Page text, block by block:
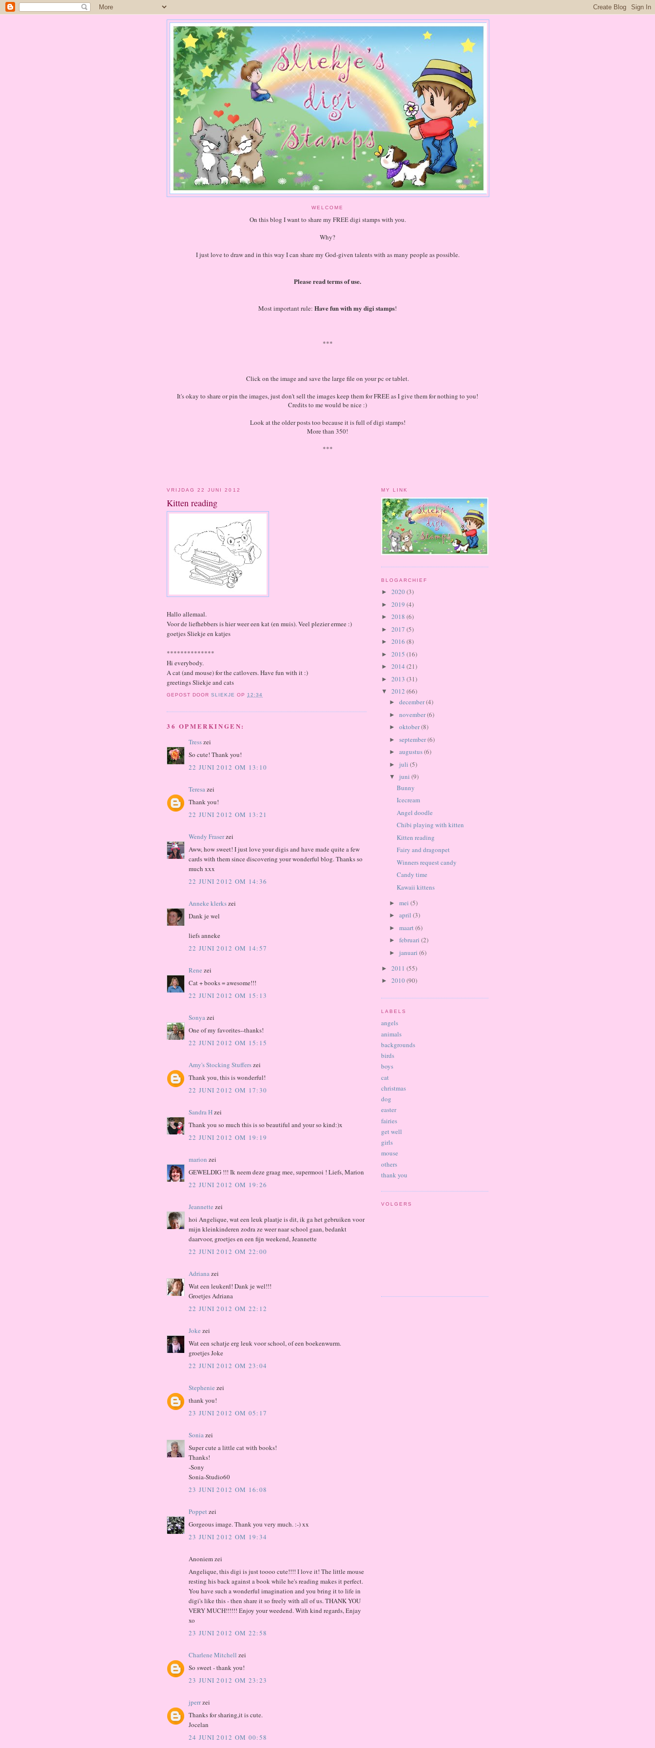
WELCOME
On this blog I want to share my FREE digi stamps with you.
Why?
I just love to draw and in this way I can share my God-given talents with as many people as possible.
Please read terms of use.
Most important rule: Have fun with my digi stamps!
***
Click on the image and save the large file on your pc or tablet.
It's okay to share or pin the images, just don't sell the images keep them for FREE as I give them for nothing to you!
Credits to me would be nice :)
Look at the older posts too because it is full of digi stamps!
More than 350!
***
VRIJDAG 22 JUNI 2012
Kitten reading
Hallo allemaal.
Voor de liefhebbers is hier weer een kat (en muis). Veel plezier ermee :)
goetjes Sliekje en katjes
**************
Hi everybody.
A cat (and mouse) for the catlovers. Have fun with it :)
greetings Sliekje and cats
GEPOST DOORSLIEKJE OP12:34
36 OPMERKINGEN:
Tresszei
So cute! Thank you!
22 JUNI 2012 OM 13:10
Teresazei
Thank you!
22 JUNI 2012 OM 13:21
Wendy Fraserzei
Aww, how sweet! I just love your digis and have made quite a few
cards with them since discovering your wonderful blog. Thanks so
much xxx
22 JUNI 2012 OM 14:36
Anneke klerkszei
Dank je wel
liefs anneke
22 JUNI 2012 OM 14:57
Rene zei
Cat + books = awesome!!!
22 JUNI 2012 OM 15:13
Sonyazei
One of my favorites--thanks!
22 JUNI 2012 OM 15:15
Amy's Stocking Stufferszei
Thank you, this is wonderful!
22 JUNI 2012 OM 17:30
Sandra Hzei
Thank you so much this is so beautiful and your so kind:)x
22 JUNI 2012 OM 19:19
marion zei
GEWELDIG !!! Ik neem deze graag mee, supermooi ! Liefs, Marion
22 JUNI 2012 OM 19:26
Jeannette zei
hoi Angelique, wat een leuk plaatje is dit, ik ga het gebruiken voor
mijn kleinkinderen zodra ze weer naar school gaan, bedankt
daarvoor, groetjes en een fijn weekend, Jeannette
22 JUNI 2012 OM 22:00
Adrianazei
Wat een leukerd! Dank je wel!!!
Groetjes Adriana
22 JUNI 2012 OM 22:12
Joke zei
Wat een schatje erg leuk voor school, of een boekenwurm.
groetjes Joke
22 JUNI 2012 OM 23:04
Stephenie zei
thank you!
23 JUNI 2012 OM 05:17
Soniazei
Super cute a little cat with books!
Thanks!
-Sony
Sonia-Studio60
23 JUNI 2012 OM 16:08
Poppetzei
Gorgeous image. Thank you very much. :-) xx
23 JUNI 2012 OM 19:34
Anoniem zei
Angelique, this digi is just toooo cute!!!! I love it! The little mouse
resting his back against a book while he's reading makes it perfect.
You have such a wonderful imagination and you bring it to life in
digi's like this - then share it so freely with all of us. THANK YOU
VERY MUCH!!!!!! Enjoy your weedend. With kind regards, Enjay
xo
23 JUNI 2012 OM 22:58
Charlene Mitchell zei
So sweet - thank you!
23 JUNI 2012 OM 23:23
jperrzei
Thanks for sharing,it is cute.
Jocelan
24 JUNI 2012 OM 00:58
MY LINK
BLOGARCHIEF
► 2020(3)
► 2019 (4)
► 2018 (6)
► 2017 (5)
► 2016 (8)
► 2015 (16)
► 2014 (21)
► 2013 (31)
▼ 2012 (66)
► december(4)
► november(6)
► oktober(8)
► september(6)
► augustus(6)
► juli (5)
▼ juni (9)
Bunny
Icecream
Angel doodle
Chibi playing with kitten
Kitten reading
Fairy and dragonpet
Winners request candy
Candy time
Kawaii kittens
► mei (5)
► april (3)
► maart(6)
► februari (2)
► januari (6)
► 2011 (55)
► 2010(90)
LABELS
angels
animals
backgrounds
birds
boys
cat
christmas
dog
easter
fairies
get well
girls
mouse
others
thank you
VOLGERS